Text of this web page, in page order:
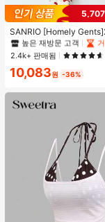
SANRIO [Homely
성 프린트 라펠 반팔 버튼
및 보우 반바지 잠옷 세트,
웨어, 봄/여름에 적합
#1 TOP 3위
높은 재방문 고객
#1 TOP 3위
높은 재방문 고객
#1 TOP 3위
높은 재방문 고객
#1 TOP 3위
높은 재방문 고객
2.4k+ 판매됨
10,083원 -36%